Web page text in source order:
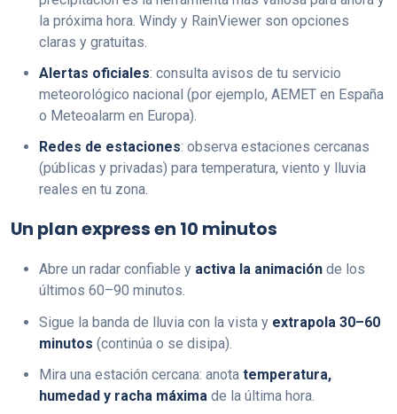
la próxima hora. Windy y RainViewer son opciones
claras y gratuitas.
Alertas oficiales: consulta avisos de tu servicio
meteorológico nacional (por ejemplo, AEMET en España
o Meteoalarm en Europa).
Redes de estaciones: observa estaciones cercanas
(públicas y privadas) para temperatura, viento y lluvia
reales en tu zona.
Un plan express en 10 minutos
Abre un radar confiable y activa la animación de los
últimos 60–90 minutos.
Sigue la banda de lluvia con la vista y extrapola 30–60
minutos (continúa o se disipa).
Mira una estación cercana: anota temperatura,
humedad y racha máxima de la última hora.